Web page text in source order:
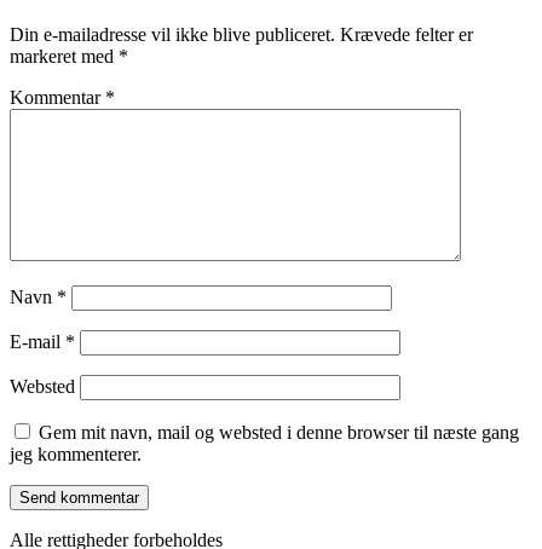
Din e-mailadresse vil ikke blive publiceret. Krævede felter er
markeret med *
Kommentar *
Navn *
E-mail *
Websted
Gem mit navn, mail og websted i denne browser til næste gang
jeg kommenterer.
Alle rettigheder forbeholdes